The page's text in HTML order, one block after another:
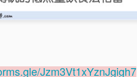
Jzm3Vt1xYznJgigh7